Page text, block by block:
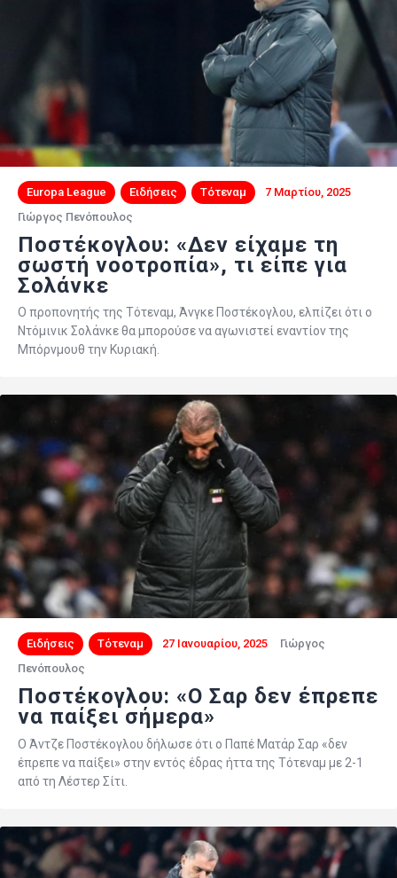
Europa League Ειδήσεις Τότεναμ
7 Μαρτίου, 2025
Γιώργος Πενόπουλος
Ποστέκογλου: «Δεν είχαμε τη
σωστή νοοτροπία», τι είπε για
Σολάνκε
Ο προπονητής της Τότεναμ, Άνγκε Ποστέκογλου, ελπίζει ότι ο
Ντόμινικ Σολάνκε θα μπορούσε να αγωνιστεί εναντίον της
Μπόρνμουθ την Κυριακή.
Ειδήσεις Τότεναμ 27 Ιανουαρίου, 2025
Γιώργος
Πενόπουλος
Ποστέκογλου: «Ο Σαρ δεν έπρεπε
να παίξει σήμερα»
Ο Άντζε Ποστέκογλου δήλωσε ότι ο Παπέ Ματάρ Σαρ «δεν
έπρεπε να παίξει» στην εντός έδρας ήττα της Τότεναμ με 2-1
από τη Λέστερ Σίτι.